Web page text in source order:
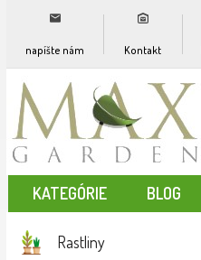
napíšte nám Kontakt
KATEGÓRIE BLOG
Rastliny